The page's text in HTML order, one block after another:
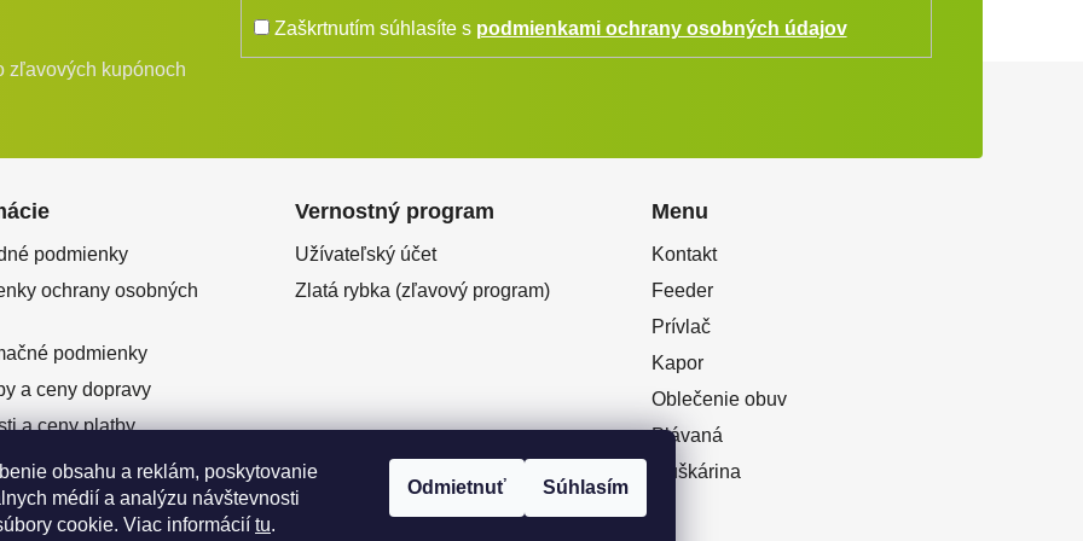
obsahu a reklám, poskytovanie
médií a analýzu návštevnosti
cookie. Viac informácií tu.
Odmietnuť Súhlasím
zľavových kupónoch
Zaškrtnutím súhlasíte s podmienkami ochrany osobných údajov
podmienky
ochrany osobných
podmienky
a ceny dopravy
a ceny platby
predaj
od zmluvy
Vernostný program
Užívateľský účet
Zlatá rybka (zľavový program)
Menu
Kontakt
Feeder
Prívlač
Kapor
Oblečenie obuv
Plávaná
Muškárina